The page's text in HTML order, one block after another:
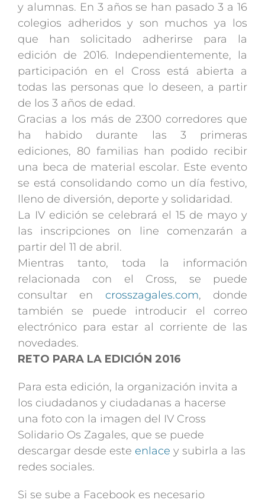
y alumnas. En 3 años se han pasado 3 a 16
colegios adheridos y son muchos ya los
que han solicitado adherirse para la
edición de 2016. Independientemente, la
participación en el Cross está abierta a
todas las personas que lo deseen, a partir
de los 3 años de edad.
Gracias a los más de 2300 corredores que
ha habido durante las 3 primeras
ediciones, 80 familias han podido recibir
una beca de material escolar. Este evento
se está consolidando como un día festivo,
lleno de diversión, deporte y solidaridad.
La IV edición se celebrará el 15 de mayo y
las inscripciones on line comenzarán a
partir del 11 de abril.
Mientras tanto, toda la información
relacionada con el Cross, se puede
consultar en crosszagales.com, donde
también se puede introducir el correo
electrónico para estar al corriente de las
novedades.
RETO PARA LA EDICIÓN 2016
Para esta edición, la organización invita a
los ciudadanos y ciudadanas a hacerse
una foto con la imagen del IV Cross
Solidario Os Zagales, que se puede
descargar desde este enlace y subirla a las
redes sociales.
Si se sube a Facebook es necesario